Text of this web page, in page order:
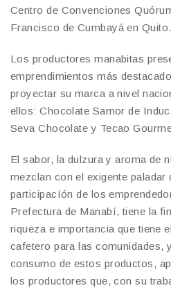
Centro de Convenciones
Francisco de Cumbayá en Quito.
Los productores manabitas
emprendimientos más
proyectar su marca a nivel
ellos: Chocolate Samor de
Seva Chocolate y Tecao
El sabor, la dulzura y aroma de
mezclan con el exigente paladar
participacíón de los
Prefectura de Manabí, tiene la
riqueza e importancia que tiene
cafetero para las comunidades,
consumo de estos productos,
los productores que, con su